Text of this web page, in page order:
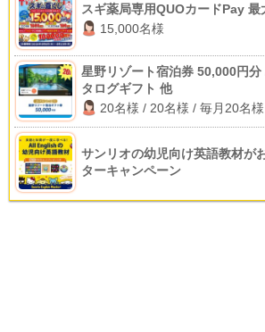
スギ薬局専用QUOカードPay
15,000名様
星野リゾート宿泊券 50,000円
タログギフト 他
20名様 / 20名様 / 毎月20名
サンリオの幼児向け英語教材が
ターキャンペーン